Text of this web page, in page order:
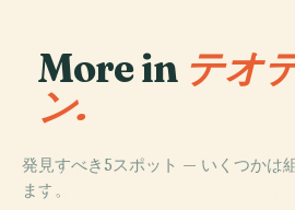
More in テオ
ン.
発見すべき5スポット — いくつかは
ます。
PLACE
太陽のピラミッ